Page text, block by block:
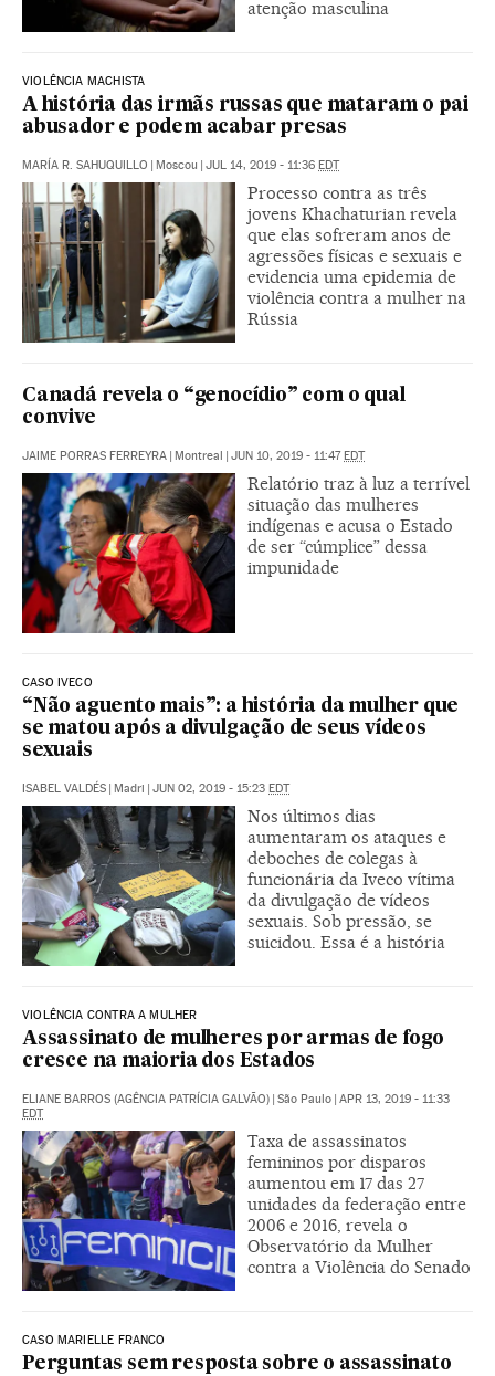
atenção masculina
VIOLÊNCIA MACHISTA
A história das irmãs russas que mataram o pai
abusador e podem acabar presas
MARÍA R. SAHUQUILLO Moscou JUL 14, 2019 - 11:36 EDT
Processo contra as três
jovens Khachaturian revela
que elas sofreram anos de
agressões físicas e sexuais e
evidencia uma epidemia de
violência contra a mulher na
Rússia
Canadá revela o “genocídio” com o qual
convive
JAIME PORRAS FERREYRA Montreal JUN 10, 2019 - 11:47 EDT
Relatório traz à luz a terrível
situação das mulheres
indígenas e acusa o Estado
de ser “cúmplice” dessa
impunidade
CASO IVECO
“Não aguento mais”: a história da mulher que
se matou após a divulgação de seus vídeos
sexuais
ISABEL VALDÉS Madri JUN 02, 2019 - 15:23 EDT
Nos últimos dias
aumentaram os ataques e
deboches de colegas à
funcionária da Iveco vítima
da divulgação de vídeos
sexuais. Sob pressão, se
suicidou. Essa é a história
VIOLÊNCIA CONTRA A MULHER
Assassinato de mulheres por armas de fogo
cresce na maioria dos Estados
ELIANE BARROS (AGÊNCIA PATRÍCIA GALVÃO) São Paulo APR 13, 2019 - 11:33
EDT
Taxa de assassinatos
femininos por disparos
aumentou em 17 das 27
unidades da federação entre
2006 e 2016, revela o
Observatório da Mulher
contra a Violência do Senado
CASO MARIELLE FRANCO
Perguntas sem resposta sobre o assassinato